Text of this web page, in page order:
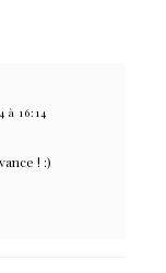
à 16:14
! :)